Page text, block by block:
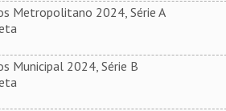
Metropolitano 2024, Série A
Municipal 2024, Série B